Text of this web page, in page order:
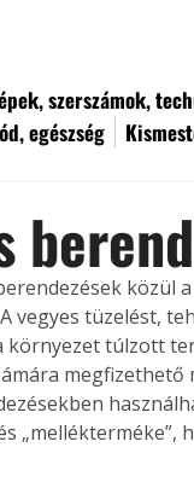
szerszámok,
egészség
közül
vegyes tüzelést,
környezet túlzott
„mellékterméke”,